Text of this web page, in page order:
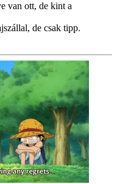
van ott, de kint a
de csak tipp.